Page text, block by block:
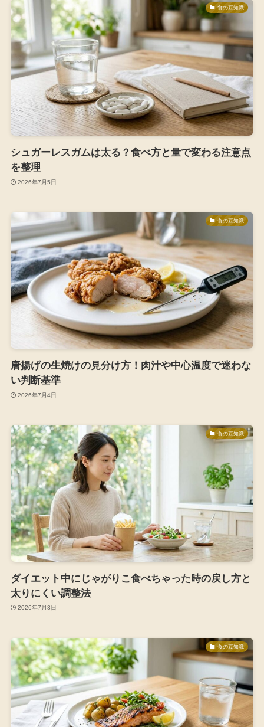
食の豆知識
シュガーレスガムは太る？食べ方と量で変わる注意点
を整理
2026年7月5日
食の豆知識
唐揚げの生焼けの見分け方！肉汁や中心温度で迷わな
い判断基準
2026年7月4日
食の豆知識
ダイエット中にじゃがりこ食べちゃった時の戻し方と
太りにくい調整法
2026年7月3日
食の豆知識